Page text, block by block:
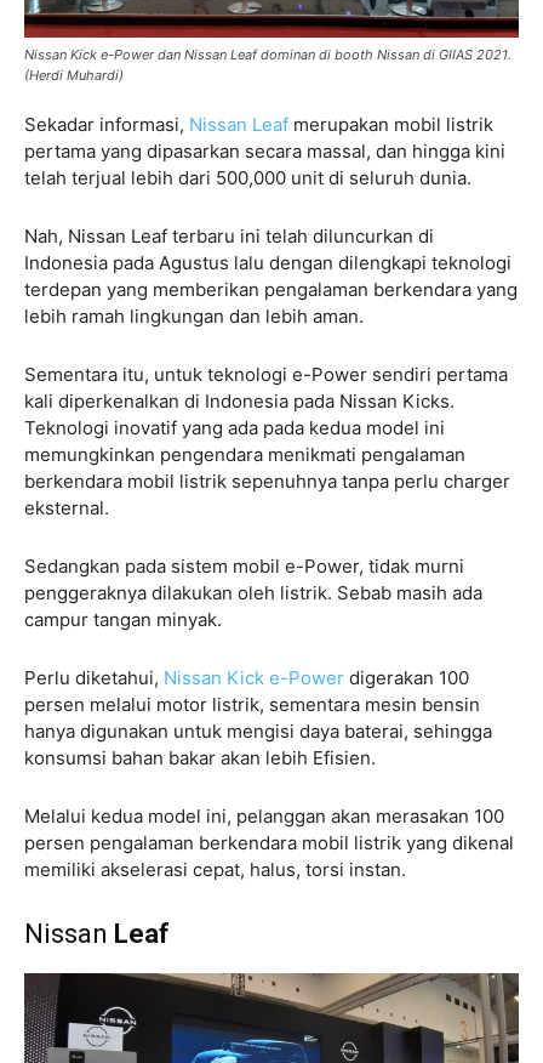
Nissan Kick e-Power dan Nissan Leaf dominan di booth Nissan di GIIAS 2021.
(Herdi Muhardi)
Sekadar informasi, Nissan Leaf merupakan mobil listrik
pertama yang dipasarkan secara massal, dan hingga kini
telah terjual lebih dari 500,000 unit di seluruh dunia.
Nah, Nissan Leaf terbaru ini telah diluncurkan di
Indonesia pada Agustus lalu dengan dilengkapi teknologi
terdepan yang memberikan pengalaman berkendara yang
lebih ramah lingkungan dan lebih aman.
Sementara itu, untuk teknologi e-Power sendiri pertama
kali diperkenalkan di Indonesia pada Nissan Kicks.
Teknologi inovatif yang ada pada kedua model ini
memungkinkan pengendara menikmati pengalaman
berkendara mobil listrik sepenuhnya tanpa perlu charger
eksternal.
Sedangkan pada sistem mobil e-Power, tidak murni
penggeraknya dilakukan oleh listrik. Sebab masih ada
campur tangan minyak.
Perlu diketahui, Nissan Kick e-Power digerakan 100
persen melalui motor listrik, sementara mesin bensin
hanya digunakan untuk mengisi daya baterai, sehingga
konsumsi bahan bakar akan lebih Efisien.
Melalui kedua model ini, pelanggan akan merasakan 100
persen pengalaman berkendara mobil listrik yang dikenal
memiliki akselerasi cepat, halus, torsi instan.
Nissan Leaf